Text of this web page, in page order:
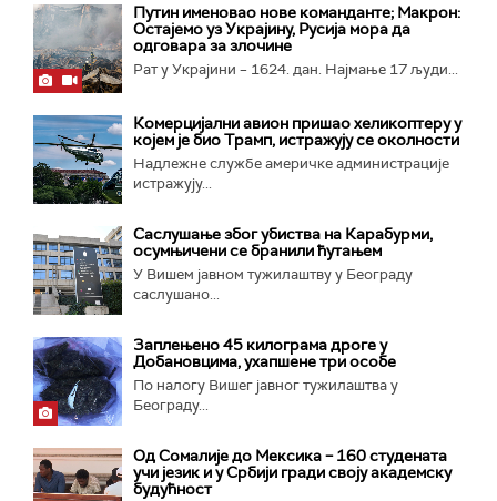
Путин именовао нове команданте; Макрон:
Остајемо уз Украјину, Русија мора да
одговара за злочине
Рат у Украјини – 1624. дан. Најмање 17 људи...
Комерцијални авион пришао хеликоптеру у
којем је био Трамп, истражују се околности
Надлежне службе америчке администрације
истражују...
Саслушање због убиства на Карабурми,
осумњичени се бранили ћутањем
У Вишем јавном тужилаштву у Београду
саслушано...
Заплењено 45 килограма дроге у
Добановцима, ухапшене три особе
По налогу Вишег јавног тужилаштва у
Београду...
Од Сомалије до Мексика – 160 студената
учи језик и у Србији гради своју академску
будућност